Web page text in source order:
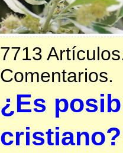
7713
Comentarios.
¿Es
cristiano?